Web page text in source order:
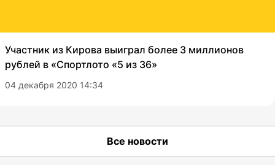
Участник из Кирова выиграл более 3 миллионов
рублей в «Спортлото «5 из 36»
04 декабря 2020 14:34
Все новости